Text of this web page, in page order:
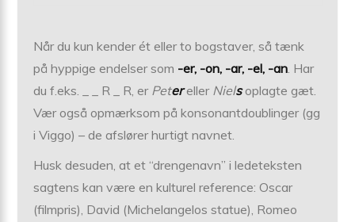
Når du kun kender ét eller to bogstaver, så tænk
på hyppige endelser som -er, -on, -ar, -el, -an . Har
du f.eks. _ _ R _ R, er Petereller Nielsoplagte gæt.
Vær også opmærksom på konsonant­doublinger (gg
i Viggo) – de afslører hurtigt navnet.
Husk desuden, at et “drengenavn” i ledeteksten
sagtens kan være en kulturel reference: Oscar
(filmpris), David (Michelangelos statue), Romeo